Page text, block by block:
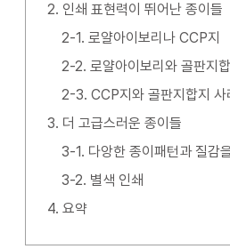
인쇄 표현력이 뛰어난 종이들
로얄아이보리나 CCP지
로얄아이보리와 골판지
CCP지와 골판지합지 사
더 고급스러운 종이들
다앙한 종이패턴과 질감
별색 인쇄
요약